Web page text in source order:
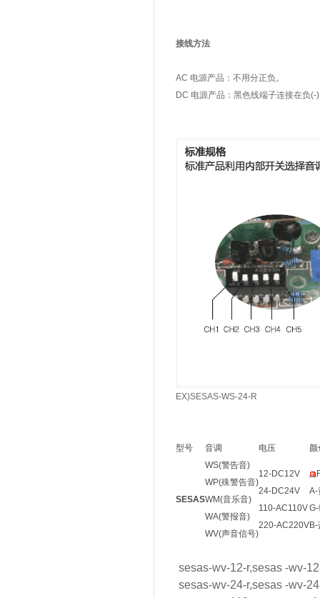
接线方法
AC 电源产品：不用分正负。
DC 电源产品：黑色线端子连接在负(-
EX)SESAS-WS-24-R
型号 音调 电压 颜
SESAS
WS(警告音)
WP(殊警告音)
WM(音乐音)
WA(警报音)
WV(声音信号)
12-DC12V
24-DC24V
110-AC110V
220-AC220V
A-
sesas-wv-12-r,sesas -wv-
sesas-wv-24-r,sesas -wv-